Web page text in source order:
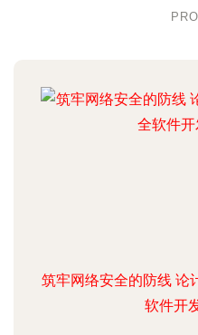
筑牢网络安全的防线 论
软件开